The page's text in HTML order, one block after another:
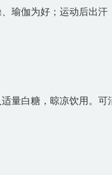
瑜伽为好；运动后出汗
量白糖，晾凉饮用。可